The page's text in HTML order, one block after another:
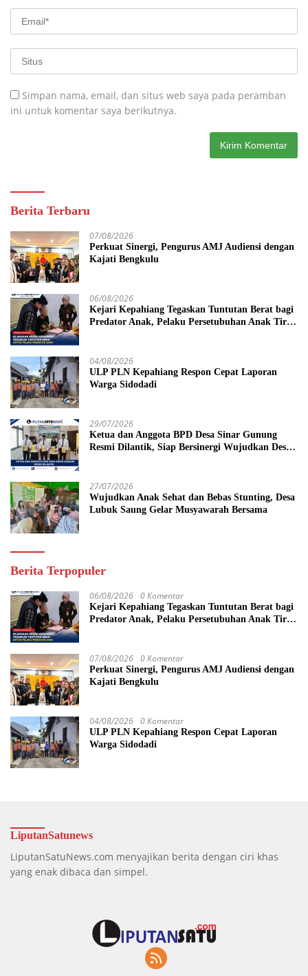
Simpan nama, email, dan situs web saya pada peramban
ini untuk komentar saya berikutnya.
Berita Terbaru
07/08/2026
Perkuat Sinergi, Pengurus AMJ Audiensi dengan
Kajati Bengkulu
06/08/2026
Kejari Kepahiang Tegaskan Tuntutan Berat bagi
Predator Anak, Pelaku Persetubuhan Anak Tiri
04/08/2026
ULP PLN Kepahiang Respon Cepat Laporan
Warga Sidodadi
29/07/2026
Ketua dan Anggota BPD Desa Sinar Gunung
Resmi Dilantik, Siap Bersinergi Wujudkan Desa
27/07/2026
Wujudkan Anak Sehat dan Bebas Stunting, Desa
Lubuk Saung Gelar Musyawarah Bersama
Berita Terpopuler
06/08/2026 0 Komentar
Kejari Kepahiang Tegaskan Tuntutan Berat bagi
Predator Anak, Pelaku Persetubuhan Anak Tiri
07/08/2026 0 Komentar
Perkuat Sinergi, Pengurus AMJ Audiensi dengan
Kajati Bengkulu
04/08/2026 0 Komentar
ULP PLN Kepahiang Respon Cepat Laporan
Warga Sidodadi
LiputanSatunews
LiputanSatuNews.com menyajikan berita dengan ciri khas
yang enak dibaca dan simpel.